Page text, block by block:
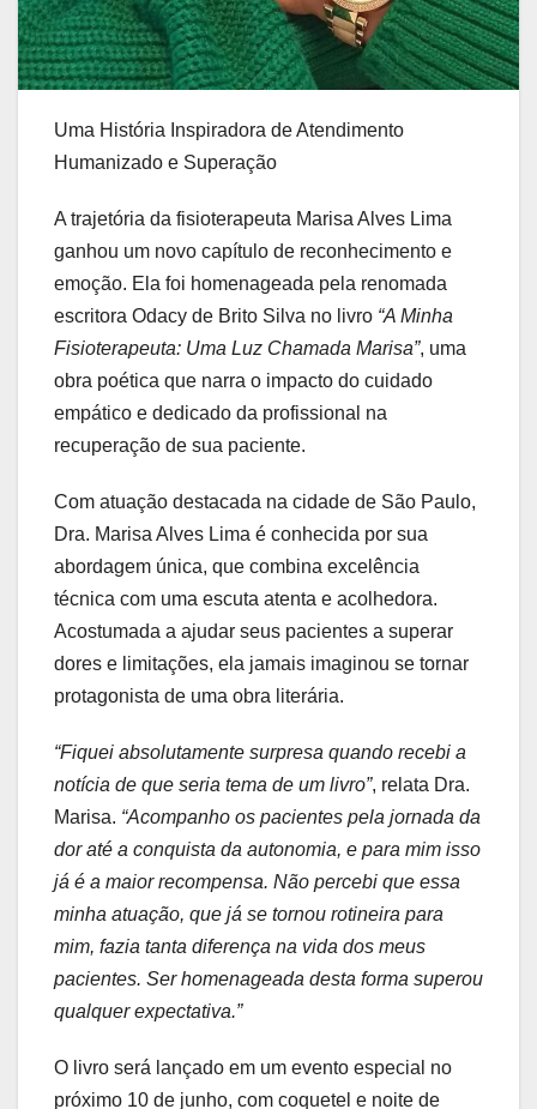
Uma História Inspiradora de Atendimento
Humanizado e Superação
A trajetória da fisioterapeuta Marisa Alves Lima
ganhou um novo capítulo de reconhecimento e
emoção. Ela foi homenageada pela renomada
escritora Odacy de Brito Silva no livro “A Minha
Fisioterapeuta: Uma Luz Chamada Marisa”, uma
obra poética que narra o impacto do cuidado
empático e dedicado da profissional na
recuperação de sua paciente.
Com atuação destacada na cidade de São Paulo,
Dra. Marisa Alves Lima é conhecida por sua
abordagem única, que combina excelência
técnica com uma escuta atenta e acolhedora.
Acostumada a ajudar seus pacientes a superar
dores e limitações, ela jamais imaginou se tornar
protagonista de uma obra literária.
“Fiquei absolutamente surpresa quando recebi a
notícia de que seria tema de um livro”, relata Dra.
Marisa. “Acompanho os pacientes pela jornada da
dor até a conquista da autonomia, e para mim isso
já é a maior recompensa. Não percebi que essa
minha atuação, que já se tornou rotineira para
mim, fazia tanta diferença na vida dos meus
pacientes. Ser homenageada desta forma superou
qualquer expectativa.”
O livro será lançado em um evento especial no
próximo 10 de junho, com coquetel e noite de